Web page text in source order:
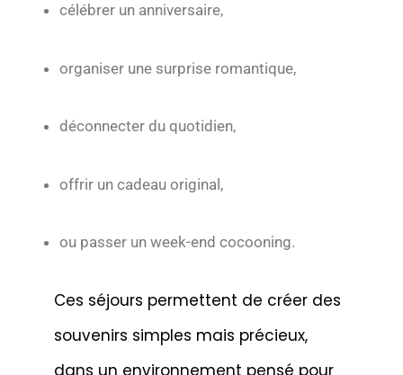
célébrer un anniversaire,
organiser une surprise romantique,
déconnecter du quotidien,
offrir un cadeau original,
ou passer un week-end cocooning.
Ces séjours permettent de créer des
souvenirs simples mais précieux,
dans un environnement pensé pour